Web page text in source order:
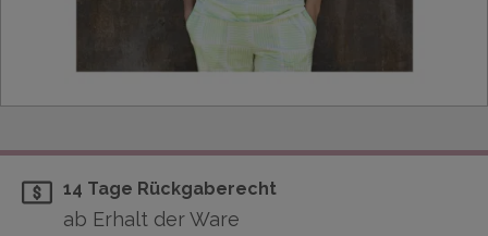
14 Tage Rückgaberecht
ab Erhalt der Ware